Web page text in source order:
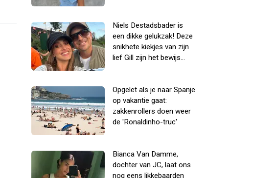
Niels Destadsbader is
een dikke gelukzak! Deze
snikhete kiekjes van zijn
lief Gill zijn het bewijs...
Opgelet als je naar Spanje
op vakantie gaat:
zakkenrollers doen weer
de 'Ronaldinho-truc'
Bianca Van Damme,
dochter van JC, laat ons
nog eens likkebaarden